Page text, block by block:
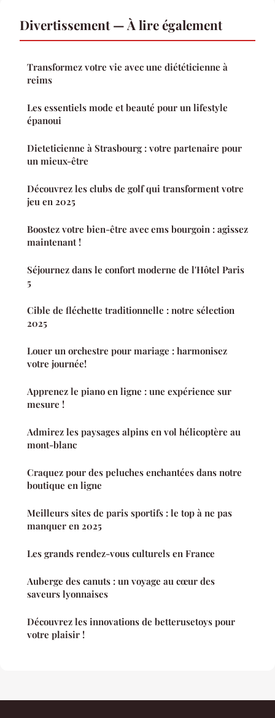
Divertissement — À lire également
Transformez votre vie avec une diététicienne à
reims
Les essentiels mode et beauté pour un lifestyle
épanoui
Dieteticienne à Strasbourg : votre partenaire pour
un mieux-être
Découvrez les clubs de golf qui transforment votre
jeu en 2025
Boostez votre bien-être avec ems bourgoin : agissez
maintenant !
Séjournez dans le confort moderne de l'Hôtel Paris
5
Cible de fléchette traditionnelle : notre sélection
2025
Louer un orchestre pour mariage : harmonisez
votre journée!
Apprenez le piano en ligne : une expérience sur
mesure !
Admirez les paysages alpins en vol hélicoptère au
mont-blanc
Craquez pour des peluches enchantées dans notre
boutique en ligne
Meilleurs sites de paris sportifs : le top à ne pas
manquer en 2025
Les grands rendez-vous culturels en France
Auberge des canuts : un voyage au cœur des
saveurs lyonnaises
Découvrez les innovations de betterusetoys pour
votre plaisir !